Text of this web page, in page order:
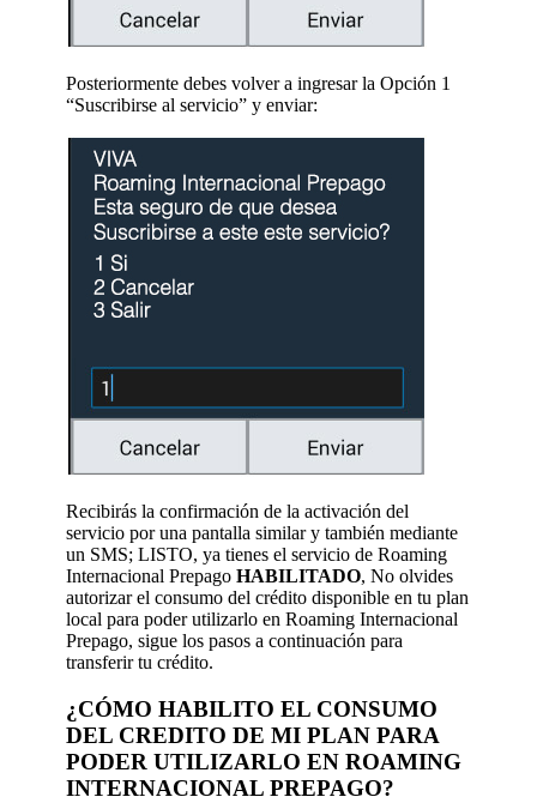
Posteriormente debes volver a ingresar la Opción 1
“Suscribirse al servicio” y enviar:
Recibirás la confirmación de la activación del
servicio por una pantalla similar y también mediante
un SMS; LISTO, ya tienes el servicio de Roaming
Internacional PrepagoHABILITADO, No olvides
autorizar el consumo del crédito disponible en tu plan
local para poder utilizarlo en Roaming Internacional
Prepago, sigue los pasos a continuación para
transferir tu crédito.
¿CÓMO HABILITO EL CONSUMO
DEL CREDITO DE MI PLAN PARA
PODER UTILIZARLO EN ROAMING
INTERNACIONAL PREPAGO?